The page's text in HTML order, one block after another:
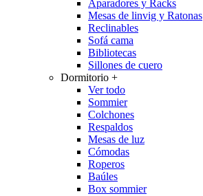
Aparadores y Racks
Mesas de linvig y Ratonas
Reclinables
Sofá cama
Bibliotecas
Sillones de cuero
Dormitorio +
Ver todo
Sommier
Colchones
Respaldos
Mesas de luz
Cómodas
Roperos
Baúles
Box sommier